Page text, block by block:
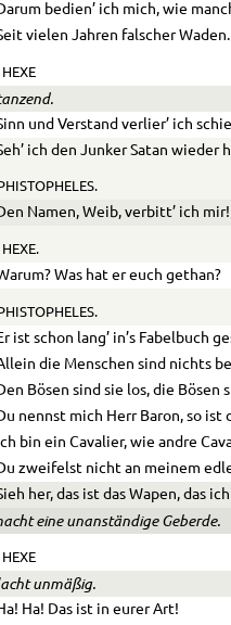
bedien’ ich mich, wie
vielen Jahren falscher Waden.
und Verstand verlier’ ich
ich den Junker Satan wieder
Namen, Weib, verbitt’ ich mir!
HEXE.
Was hat er euch gethan?
ist schon lang’ in’s Fabelbuch
die Menschen sind nichts
Bösen sind sie los, die Bösen
nennst mich Herr Baron, so ist
Ich bin ein Cavalier, wie andre
zweifelst nicht an meinem
her, das ist das Wapen, das
eine unanständige Geberde.
unmäßig.
Ha! Das ist in eurer Art!